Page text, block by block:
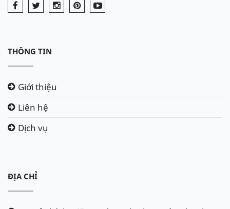
12V - 80Ah loại Din80Ah hoặc Varta 80AGM
THÔNG TIN
Giới thiệu
Liên hệ
Dịch vụ
ĐỊA CHỈ